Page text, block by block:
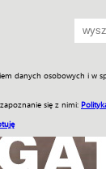
danych osobowych i w
się z nimi:
SKLEP